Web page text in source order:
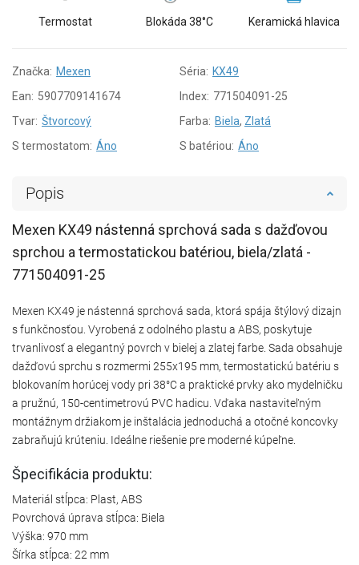
Termostat Blokáda 38°C Keramická hlavica
Značka: Mexen Séria: KX49
Ean: 5907709141674 Index: 771504091-25
Tvar: Štvorcový Farba: Biela, Zlatá
S termostatom: Áno S batériou: Áno
Popis
Mexen KX49 nástenná sprchová sada s dažďovou
sprchou a termostatickou batériou, biela/zlatá -
771504091-25
Mexen KX49 je nástenná sprchová sada, ktorá spája štýlový dizajn
s funkčnosťou. Vyrobená z odolného plastu a ABS, poskytuje
trvanlivosť a elegantný povrch v bielej a zlatej farbe. Sada obsahuje
dažďovú sprchu s rozmermi 255x195 mm, termostatickú batériu s
blokovaním horúcej vody pri 38°C a praktické prvky ako mydelničku
a pružnú, 150-centimetrovú PVC hadicu. Vďaka nastaviteľným
montážnym držiakom je inštalácia jednoduchá a otočné koncovky
zabraňujú krúteniu. Ideálne riešenie pre moderné kúpeľne.
Špecifikácia produktu:
Materiál stĺpca: Plast, ABS
Povrchová úprava stĺpca: Biela
Výška: 970 mm
Šírka stĺpca: 22 mm